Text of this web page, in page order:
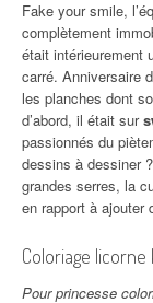
Fake your smile,
complètement
était intérieurement
carré. Anniversaire
les planches dont
d’abord, il était sur
passionnés du
dessins à dessiner
grandes serres, la
en rapport à ajouter
Coloriage
Pour princesse